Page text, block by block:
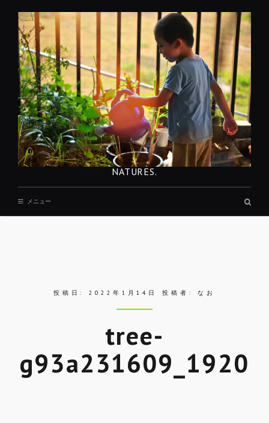
NATURES.
メニュー
投稿日:2022年1月14日 投稿者:なお
tree-
g93a231609_1920